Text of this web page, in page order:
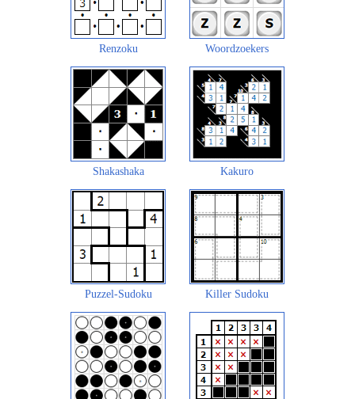
Renzoku Woordzoekers
Shakashaka Kakuro
Puzzel-Sudoku Killer Sudoku